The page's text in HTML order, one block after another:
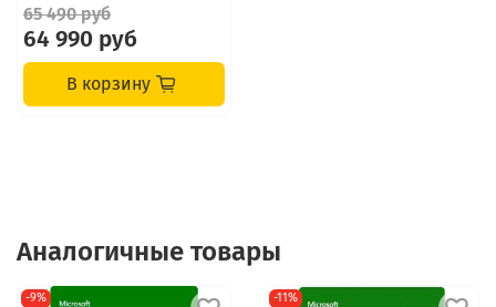
65 490 руб
64 990 руб
В корзину
Аналогичные товары
-9% -11%